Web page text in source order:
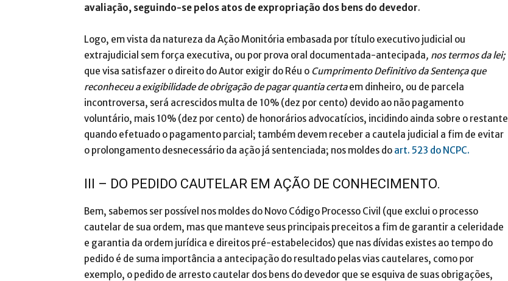
avaliação, seguindo-se pelos atos de expropriação dos bens do devedor.
Logo, em vista da natureza da Ação Monitória embasada por título executivo judicial ou
extrajudicial sem força executiva, ou por prova oral documentada-antecipada, nos termos da lei;
que visa satisfazer o direito do Autor exigir do Réu o Cumprimento Definitivo da Sentença que
reconheceu a exigibilidade de obrigação de pagar quantia certaem dinheiro, ou de parcela
incontroversa, será acrescidos multa de 10% (dez por cento) devido ao não pagamento
voluntário, mais 10% (dez por cento) de honorários advocatícios, incidindo ainda sobre o restante
quando efetuado o pagamento parcial; também devem receber a cautela judicial a fim de evitar
o prolongamento desnecessário da ação já sentenciada; nos moldes do art. 523 do NCPC.
III – DO PEDIDO CAUTELAR EM AÇÃO DE CONHECIMENTO.
Bem, sabemos ser possível nos moldes do Novo Código Processo Civil (que exclui o processo
cautelar de sua ordem, mas que manteve seus principais preceitos a fim de garantir a celeridade
e garantia da ordem jurídica e direitos pré-estabelecidos) que nas dívidas existes ao tempo do
pedido é de suma importância a antecipação do resultado pelas vias cautelares, como por
exemplo, o pedido de arresto cautelar dos bens do devedor que se esquiva de suas obrigações,